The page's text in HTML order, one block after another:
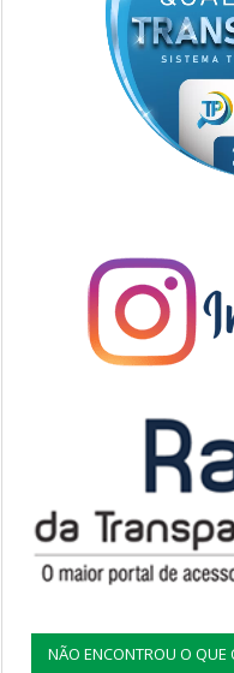
NÃO ENCONTROU O QUE